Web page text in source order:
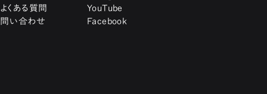
よくある質問
問い合わせ
YouTube
Facebook